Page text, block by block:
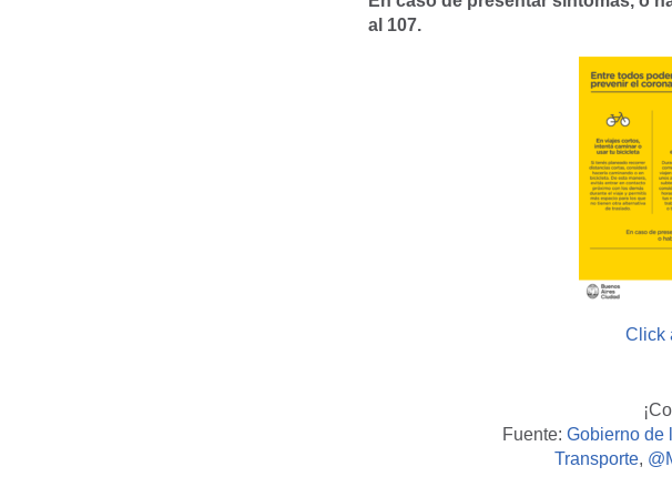
al 107.
Click
Fuente: Gobierno de
Transporte,